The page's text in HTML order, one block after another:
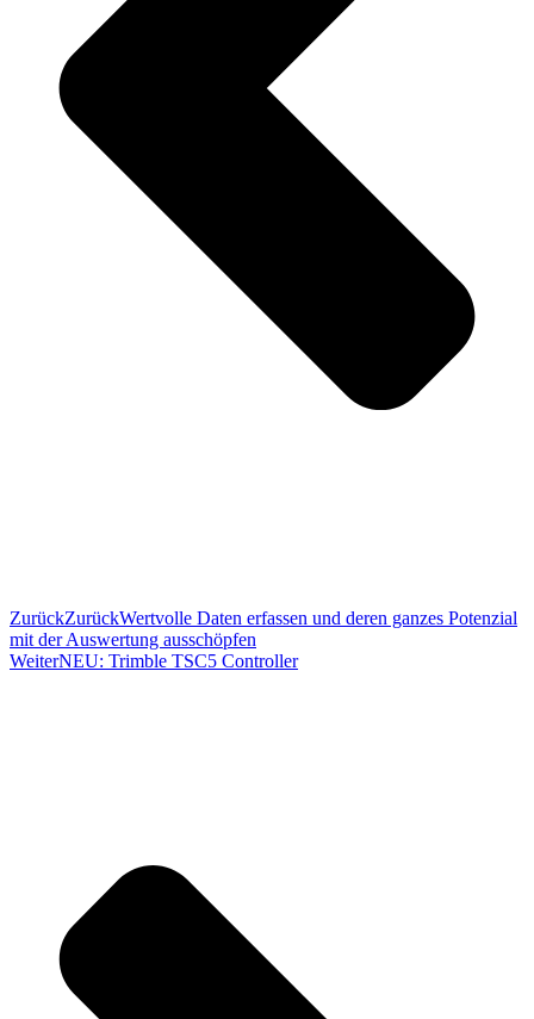
ZurückZurückWertvolle Daten erfassen und deren ganzes Potenzial
mit der Auswertung ausschöpfen
WeiterNEU: Trimble TSC5 Controller